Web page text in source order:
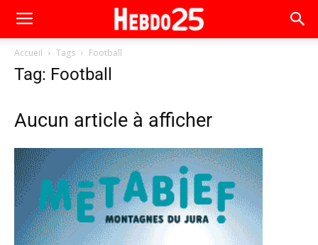
Accueil Tags Football
Tag: Football
Aucun article à afficher